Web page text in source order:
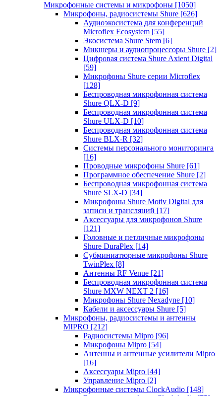
Микрофонные системы и микрофоны [1050]
Микрофоны, радиосистемы Shure [626]
Аудиоэкосистема для конференций
Microflex Ecosystem [55]
Экосистема Shure Stem [6]
Микшеры и аудиопроцессоры Shure [2]
Цифровая система Shure Axient Digital
[59]
Микрофоны Shure серии Microflex
[128]
Беспроводная микрофонная система
Shure QLX-D [9]
Беспроводная микрофонная система
Shure ULX-D [10]
Беспроводная микрофонная система
Shure BLX-R [32]
Системы персонального мониторинга
[16]
Проводные микрофоны Shure [61]
Программное обеспечение Shure [2]
Беспроводная микрофонная система
Shure SLX-D [34]
Микрофоны Shure Motiv Digital для
записи и трансляций [17]
Аксессуары для микрофонов Shure
[121]
Головные и петличные микрофоны
Shure DuraPlex [14]
Субминиатюрные микрофоны Shure
TwinPlex [8]
Антенны RF Venue [21]
Беспроводная микрофонная система
Shure MXW NEXT 2 [16]
Микрофоны Shure Nexadyne [10]
Кабели и аксессуары Shure [5]
Микрофоны, радиосистемы и антенны
MIPRO [212]
Радиосистемы Mipro [96]
Микрофоны Mipro [54]
Антенны и антенные усилители Mipro
[16]
Аксессуары Mipro [44]
Управление Mipro [2]
Микрофонные системы ClockAudio [148]